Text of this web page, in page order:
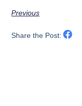
Previous
Share the Post: